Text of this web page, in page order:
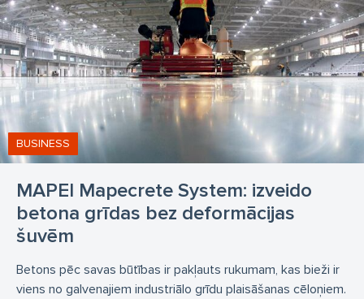
MAPEI Mapecrete System: izveido
betona grīdas bez deformācijas
šuvēm
BUSINESS
Betons pēc savas būtības ir pakļauts rukumam, kas bieži ir
viens no galvenajiem industriālo grīdu plaisāšanas cēloņiem.